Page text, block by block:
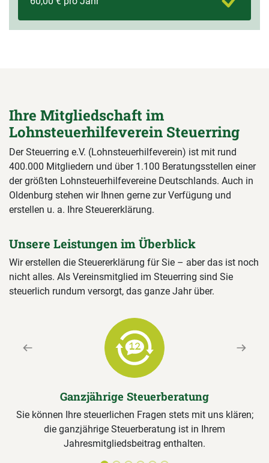
Ihre Mitgliedschaft im
Lohnsteuerhilfeverein Steuerring
Der Steuerring e.V. (Lohnsteuerhilfeverein) ist mit rund
400.000 Mitgliedern und über 1.100 Beratungsstellen einer
der größten Lohnsteuerhilfevereine Deutschlands. Auch in
Oldenburg stehen wir Ihnen gerne zur Verfügung und
erstellen u. a. Ihre Steuererklärung.
Unsere Leistungen im Überblick
Wir erstellen die Steuererklärung für Sie – aber das ist noch
nicht alles. Als Vereinsmitglied im Steuerring sind Sie
steuerlich rundum versorgt, das ganze Jahr über.
Ganzjährige Steuerberatung
Sie können Ihre steuerlichen Fragen stets mit uns klären;
die ganzjährige Steuerberatung ist in Ihrem
Jahresmitgliedsbeitrag enthalten.
Previous Next